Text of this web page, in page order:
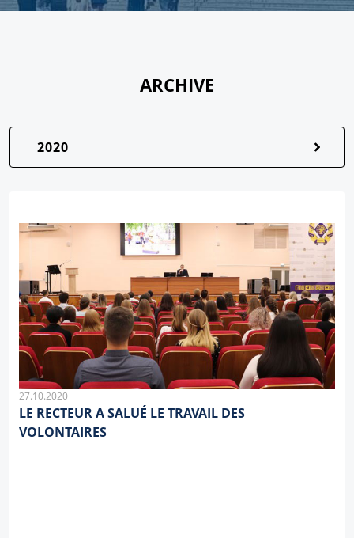
ARCHIVE
2020
27.10.2020
LE RECTEUR A SALUÉ LE TRAVAIL DES
VOLONTAIRES